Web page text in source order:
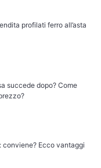
profilati ferro all’asta
succede dopo? Come
conviene? Ecco vantaggi